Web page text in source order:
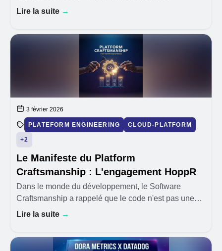
développeur. Il est motivé, son café est chaud, sa
Lire la suite →
3 février 2026
PLATEFORM ENGINEERING CLOUD-PLATFORM
+2
Le Manifeste du Platform
Craftsmanship : L'engagement HoppR
Dans le monde du développement, le Software
Craftsmanship a rappelé que le code n'est pas une
simple commodité, mais un artisanat. Chez HoppR,
Lire la suite →